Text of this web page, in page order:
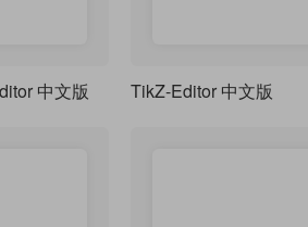
中文版 TikZ-Editor 中文版